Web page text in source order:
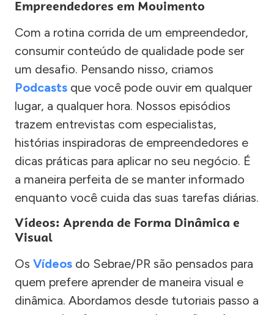
Empreendedores em Movimento
Com a rotina corrida de um empreendedor,
consumir conteúdo de qualidade pode ser
um desafio. Pensando nisso, criamos
Podcasts que você pode ouvir em qualquer
lugar, a qualquer hora. Nossos episódios
trazem entrevistas com especialistas,
histórias inspiradoras de empreendedores e
dicas práticas para aplicar no seu negócio. É
a maneira perfeita de se manter informado
enquanto você cuida das suas tarefas diárias.
Vídeos: Aprenda de Forma Dinâmica e
Visual
Os Vídeos do Sebrae/PR são pensados para
quem prefere aprender de maneira visual e
dinâmica. Abordamos desde tutoriais passo a